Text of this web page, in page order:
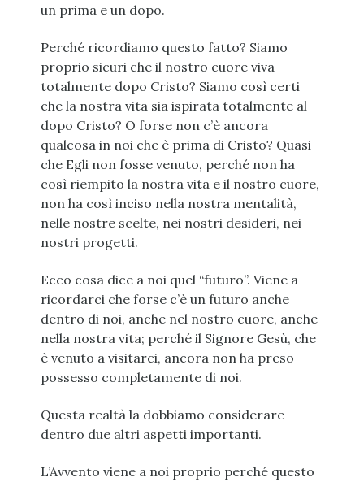
un prima e un dopo.
Perché ricordiamo questo fatto? Siamo
proprio sicuri che il nostro cuore viva
totalmente dopo Cristo? Siamo così certi
che la nostra vita sia ispirata totalmente al
dopo Cristo? O forse non c’è ancora
qualcosa in noi che è prima di Cristo? Quasi
che Egli non fosse venuto, perché non ha
così riempito la nostra vita e il nostro cuore,
non ha così inciso nella nostra mentalità,
nelle nostre scelte, nei nostri desideri, nei
nostri progetti.
Ecco cosa dice a noi quel “futuro”. Viene a
ricordarci che forse c’è un futuro anche
dentro di noi, anche nel nostro cuore, anche
nella nostra vita; perché il Signore Gesù, che
è venuto a visitarci, ancora non ha preso
possesso completamente di noi.
Questa realtà la dobbiamo considerare
dentro due altri aspetti importanti.
L’Avvento viene a noi proprio perché questo